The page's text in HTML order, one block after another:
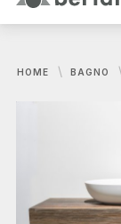
HOME BAGNO